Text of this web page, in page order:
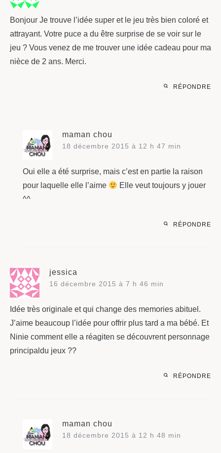
Bonjour Je trouve l’idée super et le jeu très bien coloré et
attrayant. Votre puce a du être surprise de se voir sur le
jeu ? Vous venez de me trouver une idée cadeau pour ma
nièce de 2 ans. Merci.
RÉPONDRE
maman chou
18 décembre 2015 à 12 h 47 min
Oui elle a été surprise, mais c’est en partie la raison
pour laquelle elle l’aime
Elle veut toujours y jouer
^^
RÉPONDRE
jessica
16 décembre 2015 à 7 h 46 min
Idée très originale et qui change des memories abituel.
J’aime beaucoup l’idée pour offrir plus tard a ma bébé. Et
Ninie comment elle a réagiten se découvrent personnage
principaldu jeux ??
RÉPONDRE
maman chou
18 décembre 2015 à 12 h 48 min